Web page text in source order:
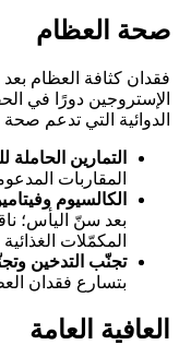
صحة العظام
فقدان كثافة العظام
الإستروجين دورًا في
الدوائية التي تدعم
التمارين
المقاربات
الكالسيوم
بعد سنّ اليأس؛
المكمّلات
تجنّب التدخين
بتسارع فقدان
العافية العامة